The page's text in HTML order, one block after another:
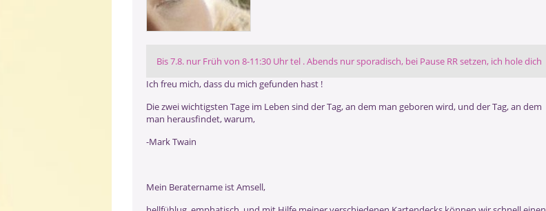
Bis 7.8. nur Früh von 8-11:30 Uhr tel . Abends nur sporadisch, bei Pause RR setzen, ich hole dich
Ich freu mich, dass du mich gefunden hast !
Die zwei wichtigsten Tage im Leben sind der Tag, an dem man geboren wird, und der Tag, an dem
man herausfindet, warum,
-Mark Twain
Mein Beratername ist Amsell,